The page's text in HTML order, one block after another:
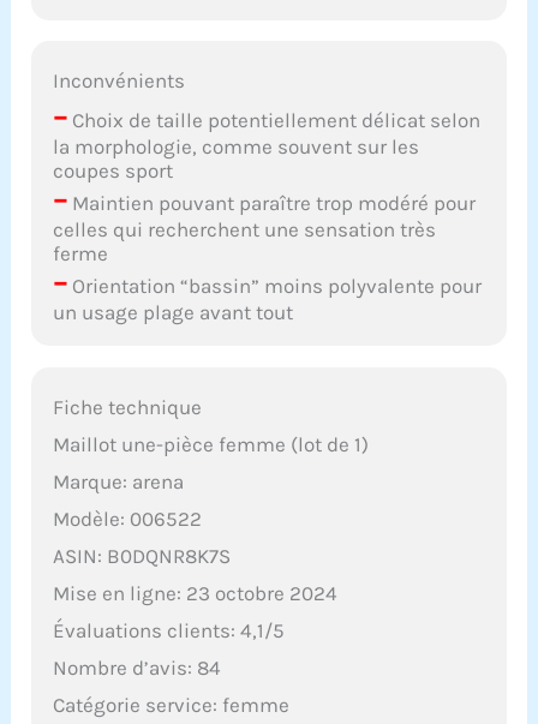
Inconvénients
– Choix de taille potentiellement délicat selon
la morphologie, comme souvent sur les
coupes sport
– Maintien pouvant paraître trop modéré pour
celles qui recherchent une sensation très
ferme
– Orientation “bassin” moins polyvalente pour
un usage plage avant tout
Fiche technique
Maillot une-pièce femme (lot de 1)
Marque: arena
Modèle: 006522
ASIN: B0DQNR8K7S
Mise en ligne: 23 octobre 2024
Évaluations clients: 4,1/5
Nombre d’avis: 84
Catégorie service: femme